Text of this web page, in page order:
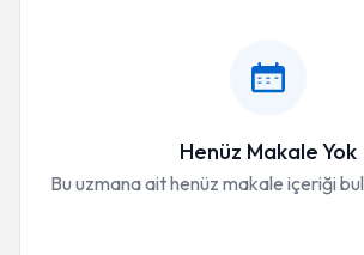
Henüz Makale Yok
Bu uzmana ait henüz makale içeriği